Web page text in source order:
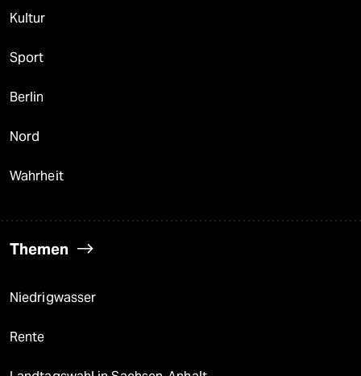
Kultur
Sport
Berlin
Nord
Wahrheit
Themen
Niedrigwasser
Rente